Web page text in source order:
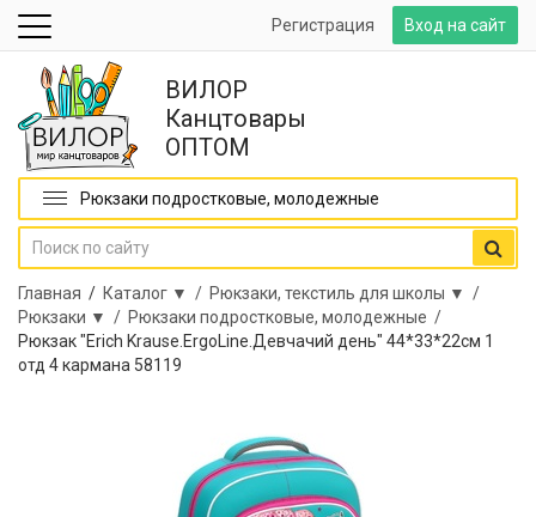
Вход на сайт
Регистрация
ВИЛОР
Канцтовары
ОПТОМ
Рюкзаки подростковые, молодежные
Главная / Каталог ▼ / Рюкзаки, текстиль для школы ▼ /
Рюкзаки ▼ / Рюкзаки подростковые, молодежные /
Рюкзак "Erich Krause.ErgoLine.Девчачий день" 44*33*22см 1
отд 4 кармана 58119